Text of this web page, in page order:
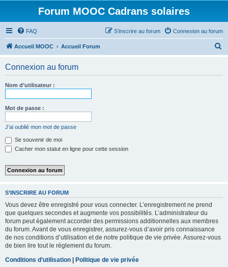
Forum MOOC Cadrans solaires
FAQ Connexion au forum
S’inscrire au forum
Accueil MOOC Accueil Forum
Connexion au forum
Nom d’utilisateur :
Mot de passe :
J’ai oublié mon mot de passe
Se souvenir de moi
Cacher mon statut en ligne pour cette session
S’INSCRIRE AU FORUM
Vous devez être enregistré pour vous connecter. L’enregistrement ne prend
que quelques secondes et augmente vos possibilités. L’administrateur du
forum peut également accorder des permissions additionnelles aux membres
du forum. Avant de vous enregistrer, assurez-vous d’avoir pris connaissance
de nos conditions d’utilisation et de notre politique de vie privée. Assurez-vous
de bien lire tout le règlement du forum.
Conditions d’utilisation | Politique de vie privée